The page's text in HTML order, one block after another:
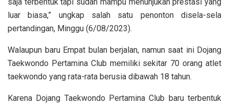
luar biasa,” ungkap salah satu penonton disela-sela
pertandingan, Minggu (6/08/2023).
Walaupun baru Empat bulan berjalan, namun saat ini Dojang
Taekwondo Pertamina Club memiliki sekitar 70 orang atlet
taekwondo yang rata-rata berusia dibawah 18 tahun.
Karena Dojang Taekwondo Pertamina Club baru terbentuk